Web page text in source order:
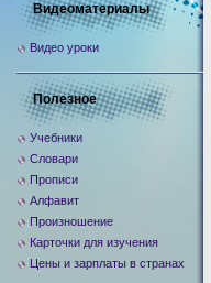
Видеоматериалы
Видео уроки
Полезное
Учебники
Словари
Прописи
Алфавит
Произношение
Карточки для изучения
Цены и зарплаты в странах